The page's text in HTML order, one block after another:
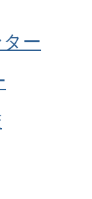
ー